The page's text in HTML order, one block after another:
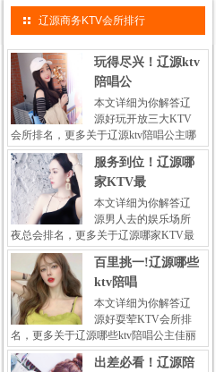
辽源商务KTV会所排行
玩得尽兴！辽源ktv
陪唱公
本文详细为你解答辽
源好玩开放三大KTV
会所排名，更多关于辽源ktv陪唱公主哪
服务到位！辽源哪
家KTV最
本文详细为你解答辽
源男人去的娱乐场所
夜总会排名，更多关于辽源哪家KTV最
百里挑一!辽源哪些
ktv陪唱
本文详细为你解答辽
源好耍荤KTV会所排
名，更多关于辽源哪些ktv陪唱公主佳丽
出差必看！辽源陪